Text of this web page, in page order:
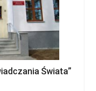
Świata”